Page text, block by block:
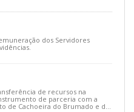
dos Servidores
de recursos na
de parceria com a
de Cachoeira do Brumado e dá